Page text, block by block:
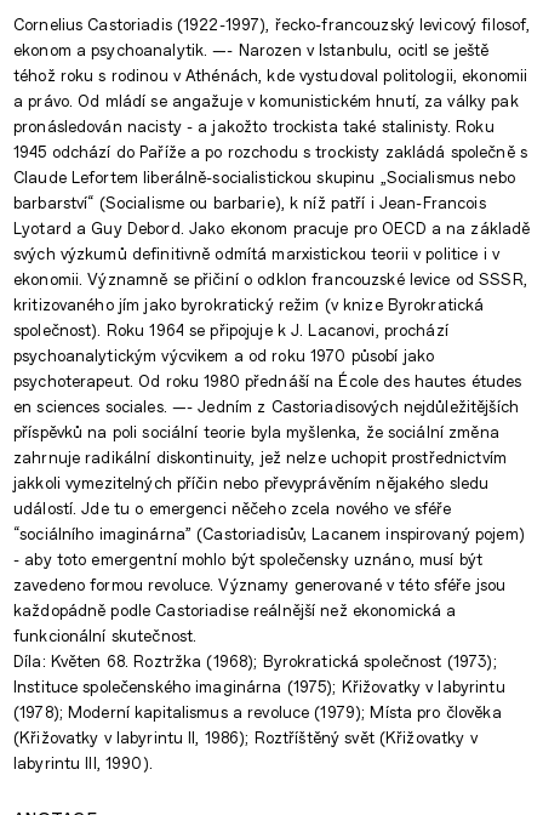
Cornelius Castoriadis (1922-1997), řecko-francouzský levicový filosof,
ekonom a psychoanalytik. —- Narozen v Istanbulu, ocitl se ještě
téhož roku s rodinou v Athénách, kde vystudoval politologii, ekonomii
a právo. Od mládí se angažuje v komunistickém hnutí, za války pak
pronásledován nacisty - a jakožto trockista také stalinisty. Roku
1945 odchází do Paříže a po rozchodu s trockisty zakládá společně s
Claude Lefortem liberálně-socialistickou skupinu „Socialismus nebo
barbarství“ (Socialisme ou barbarie), k níž patří i Jean-Francois
Lyotard a Guy Debord. Jako ekonom pracuje pro OECD a na základě
svých výzkumů definitivně odmítá marxistickou teorii v politice i v
ekonomii. Významně se přičiní o odklon francouzské levice od SSSR,
kritizovaného jím jako byrokratický režim (v knize Byrokratická
společnost). Roku 1964 se připojuje k J. Lacanovi, prochází
psychoanalytickým výcvikem a od roku 1970 působí jako
psychoterapeut. Od roku 1980 přednáší na École des hautes études
en sciences sociales. —- Jedním z Castoriadisových nejdůležitějších
příspěvků na poli sociální teorie byla myšlenka, že sociální změna
zahrnuje radikální diskontinuity, jež nelze uchopit prostřednictvím
jakkoli vymezitelných příčin nebo převyprávěním nějakého sledu
událostí. Jde tu o emergenci něčeho zcela nového ve sféře
“sociálního imaginárna” (Castoriadisův, Lacanem inspirovaný pojem)
- aby toto emergentní mohlo být společensky uznáno, musí být
zavedeno formou revoluce. Významy generované v této sféře jsou
každopádně podle Castoriadise reálnější než ekonomická a
funkcionální skutečnost.
Díla: Květen 68. Roztržka (1968); Byrokratická společnost (1973);
Instituce společenského imaginárna (1975); Křižovatky v labyrintu
(1978); Moderní kapitalismus a revoluce (1979); Místa pro člověka
(Křižovatky v labyrintu II, 1986); Roztříštěný svět (Křižovatky v
labyrintu III, 1990).